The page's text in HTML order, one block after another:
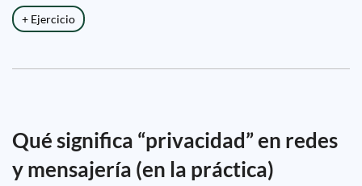
+ Ejercicio
Qué significa “privacidad” en redes
y mensajería (en la práctica)